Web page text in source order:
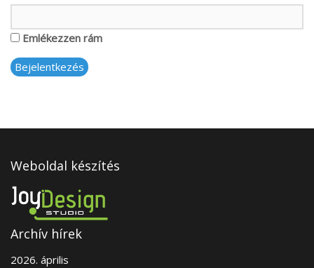
Emlékezzen rám
Bejelentkezés
Weboldal készítés
Archív hírek
2026. április